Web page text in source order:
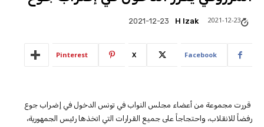
H Izak
2021-12-23 2021-12-23
Facebook
X
Pinterest
قررت مجموعة من أعضاء مجلس النواب في تونس الدخول في إضراب جوع
رفضاً للانقلاب، واحتجاجاً على جميع القرارات التي اتخذها رئيس الجمهورية،